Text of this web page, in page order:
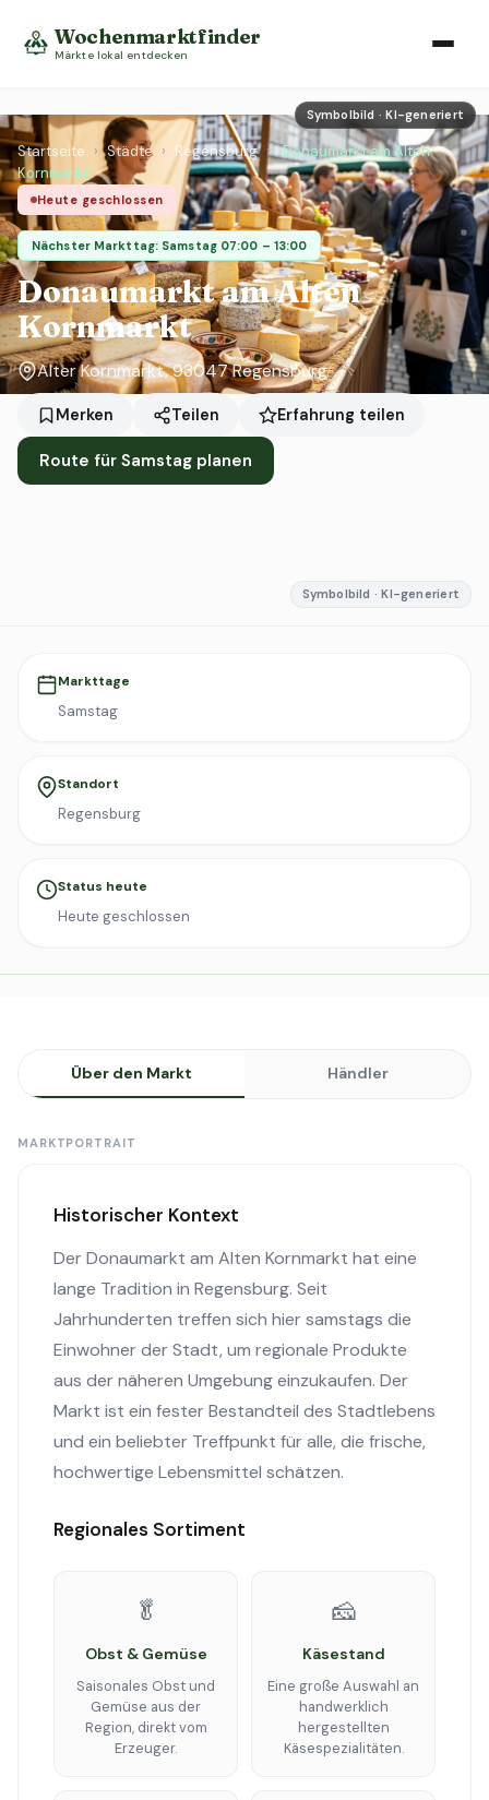
Wochenmarktfinder
Märkte lokal entdecken
Symbolbild · KI-generiert
Startseite › Städte › Regensburg ›
Donaumarkt am Alten
Kornmarkt
Heute geschlossen
Nächster Markttag: Samstag 07:00 – 13:00
Donaumarkt am Alten
Kornmarkt
Alter Kornmarkt, 93047 Regensburg
Merken Teilen Erfahrung teilen
Route für Samstag planen
Symbolbild · KI-generiert
Markttage
Samstag
Standort
Regensburg
Status heute
Heute geschlossen
Über den Markt Händler
MARKTPORTRAIT
Historischer Kontext
Der Donaumarkt am Alten Kornmarkt hat eine
lange Tradition in Regensburg. Seit
Jahrhunderten treffen sich hier samstags die
Einwohner der Stadt, um regionale Produkte
aus der näheren Umgebung einzukaufen. Der
Markt ist ein fester Bestandteil des Stadtlebens
und ein beliebter Treffpunkt für alle, die frische,
hochwertige Lebensmittel schätzen.
Regionales Sortiment
🥬
Obst & Gemüse
Saisonales Obst und
Gemüse aus der
Region, direkt vom
Erzeuger.
🧀
Käsestand
Eine große Auswahl an
handwerklich
hergestellten
Käsespezialitäten.